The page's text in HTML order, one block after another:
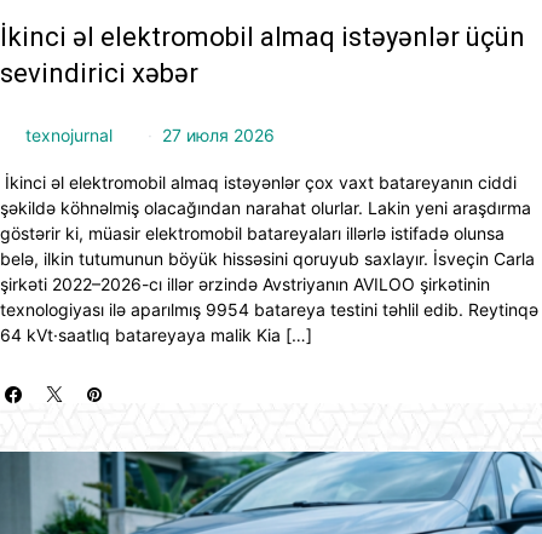
İkinci əl elektromobil almaq istəyənlər üçün
sevindirici xəbər
texnojurnal 27 июля 2026
İkinci əl elektromobil almaq istəyənlər çox vaxt batareyanın ciddi
şəkildə köhnəlmiş olacağından narahat olurlar. Lakin yeni araşdırma
göstərir ki, müasir elektromobil batareyaları illərlə istifadə olunsa
belə, ilkin tutumunun böyük hissəsini qoruyub saxlayır. İsveçin Carla
şirkəti 2022–2026-cı illər ərzində Avstriyanın AVILOO şirkətinin
texnologiyası ilə aparılmış 9954 batareya testini təhlil edib. Reytinqə
64 kVt·saatlıq batareyaya malik Kia […]